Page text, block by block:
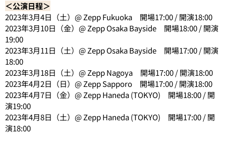
＜公演日程＞
2023年3月4日（土）@ Zepp Fukuoka 開場17:00 / 開演18:00
2023年3月10日（金）@ Zepp Osaka Bayside 開場18:00 / 開演
19:00
2023年3月11日（土）@ Zepp Osaka Bayside 開場17:00 / 開演
18:00
2023年3月18日（土）@ Zepp Nagoya 開場17:00 / 開演18:00
2023年4月2日（日）@ Zepp Sapporo 開場17:00 / 開演18:00
2023年4月7日（金）@ Zepp Haneda (TOKYO) 開場18:00 / 開
演19:00
2023年4月8日（土）@ Zepp Haneda (TOKYO) 開場17:00 / 開
演18:00